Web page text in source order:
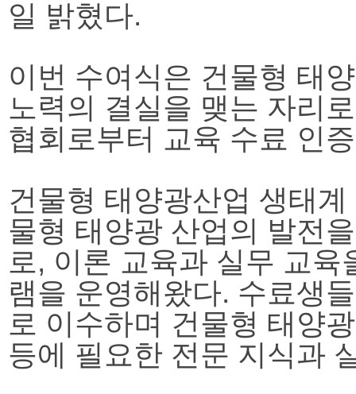
일 밝혔다.
이번 수여식은 건물형 태
노력의 결실을 맺는 자리
협회로부터 교육 수료 인
건물형 태양광산업 생태
물형 태양광 산업의 발전
로, 이론 교육과 실무 교
램을 운영해왔다. 수료생
로 이수하며 건물형 태양
등에 필요한 전문 지식과